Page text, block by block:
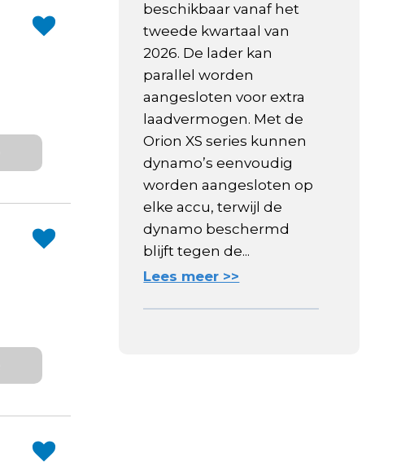
beschikbaar vanaf het
tweede kwartaal van
2026. De lader kan
parallel worden
aangesloten voor extra
laadvermogen. Met de
Orion XS series kunnen
dynamo’s eenvoudig
worden aangesloten op
elke accu, terwijl de
dynamo beschermd
blijft tegen de...
Lees meer >>